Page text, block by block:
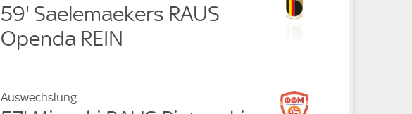
59' Saelemaekers RAUS
Openda REIN
Auswechslung